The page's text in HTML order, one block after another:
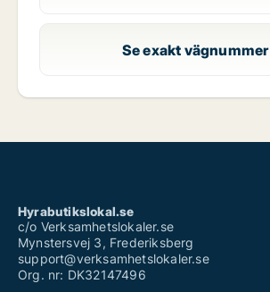
Se exakt vägnummer
Hyrabutikslokal.se
c/o Verksamhetslokaler.se
Mynstersvej 3, Frederiksberg
support@verksamhetslokaler.se
Org. nr: DK32147496